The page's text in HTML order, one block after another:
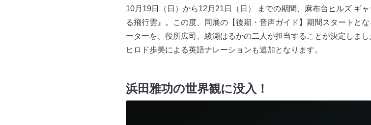
10月19日（日）から12月21日（日） までの期間、麻布台ヒルズ ギ
る飛行雲』。この度、同展の【後期・音声ガイド】期間スタートと
ーターを、役所広司、綾瀬はるかの二人が担当することが決定しま
ヒロド歩美による英語ナレーションも追加となります。
浜田雅功の世界観に没入！